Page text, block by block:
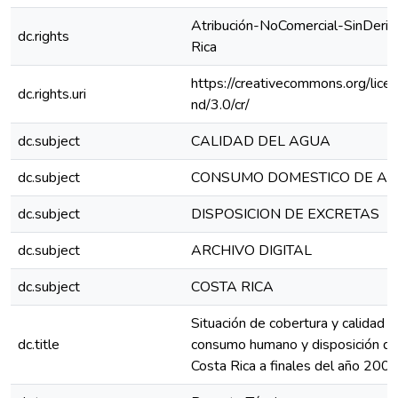
dc.rights
Atribución-NoComercial-
Rica
dc.rights.uri
https://creativecommons.org/
nd/3.0/cr/
dc.subject
CALIDAD DEL AGUA
dc.subject
CONSUMO DOMESTICO DE
dc.subject
DISPOSICION DE EXCRETAS
dc.subject
ARCHIVO DIGITAL
dc.subject
COSTA RICA
dc.title
Situación de cobertura y calidad
consumo humano y disposición
Costa Rica a finales del año 2001